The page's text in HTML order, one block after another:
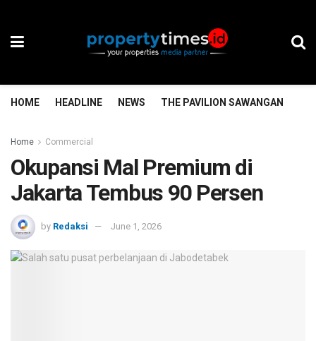
HOME HEADLINE NEWS THE PAVILION SAWANGAN
Home Commercial
Okupansi Mal Premium di
Jakarta Tembus 90 Persen
by Redaksi June 1, 2026